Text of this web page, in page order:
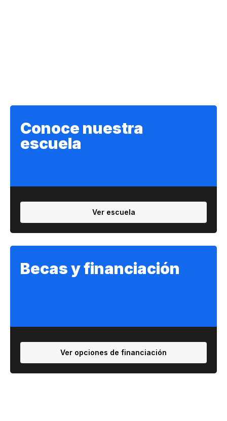
Conoce nuestra
escuela
Ver escuela
Becas y financiación
Ver opciones de financiación